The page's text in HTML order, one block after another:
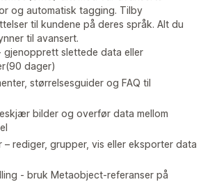
og automatisk tagging. Tilby
til kundene på deres språk. Alt du
til avansert.
gjenopprett slettede data eller
dager)
størrelsesguider og FAQ til
bilder og overfør data mellom
– rediger, grupper, vis eller eksporter data
- bruk Metaobject-referanser på